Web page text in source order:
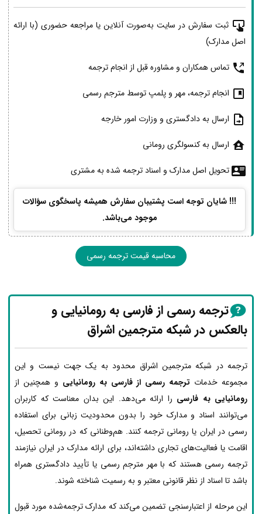
ثبت سفارش در سایت به‌صورت آنلاین یا مراجعه حضوری (با ارائه
اصل مدارک)
تماس همکاران و مشاوره قبل از انجام ترجمه
انجام ترجمه، مهر و پلمپ توسط مترجم رسمی
ارسال به دادگستری و وزارت امور خارجه
ارسال به کنسولگری رومانی
تحویل اصل مدارک و اسناد ترجمه شده به مشتری
!!! شایان توجه است پشتیبان سفارش همیشه پاسخگوی سؤالات
موجود می‌باشد.
محاسبه قیمت ترجمه رسمی
ترجمه رسمی از فارسی به رومانیایی و
بالعکس در شبکه مترجمین اشراق
ترجمه در شبکه مترجمین اشراق محدود به یک جهت نیست و این
مجموعه خدمات ترجمه رسمی از فارسی به رومانیایی و همچنین از
رومانیایی به فارسی را ارائه می‌دهد. این بدان معناست که کاربران
می‌توانند اسناد و مدارک خود را بدون محدودیت زبانی برای استفاده
رسمی در ایران یا رومانی ترجمه کنند. هم‌وطنانی که در رومانی تحصیل،
اقامت یا فعالیت‌های تجاری داشته‌اند، برای ارائه مدارک در ایران نیازمند
ترجمه رسمی هستند که با مهر مترجم رسمی یا تأیید دادگستری همراه
باشد تا اسناد از نظر قانونی معتبر و به رسمیت شناخته شوند.
این مرحله از اعتبارسنجی تضمین می‌کند که مدارک ترجمه‌شده مورد قبول